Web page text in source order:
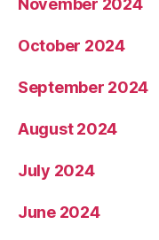
November 2024
October 2024
September 2024
August 2024
July 2024
June 2024